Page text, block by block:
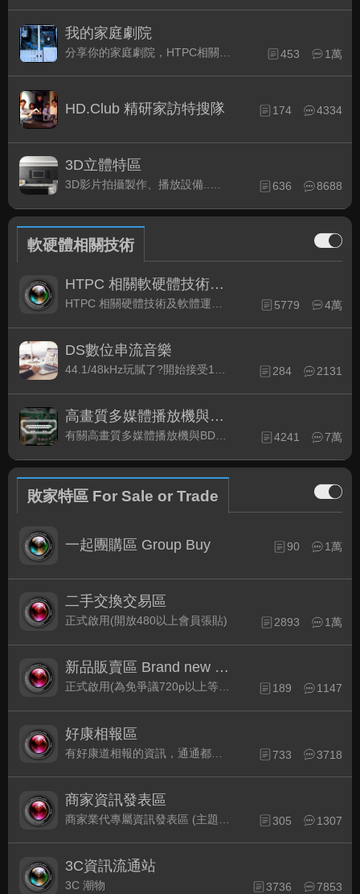
我的家庭劇院
453 1萬
HD.Club 精研家訪特搜隊 174 4334
3D立體特區
3D影片拍攝製作、播放設備..等相關討論 636 8688
軟硬體相關技術
HTPC 相關軟硬體技術及運用
5779 4萬
DS數位串流音樂
284 2131
高畫質多媒體播放機與BD討論區
有關高畫質多媒體播放機與BD相關討論區 4241 7萬
敗家特區 For Sale or Trade
一起團購區 Group Buy 90 1萬
二手交換交易區
正式啟用(開放480以上會員張貼) 2893 1萬
新品販賣區 Brand new Plaza
正式啟用(為免爭議720p以上等級發表限定) 189 1147
好康相報區
733 3718
商家資訊發表區
305 1307
3C資訊流通站
3C 潮物 3736 7853